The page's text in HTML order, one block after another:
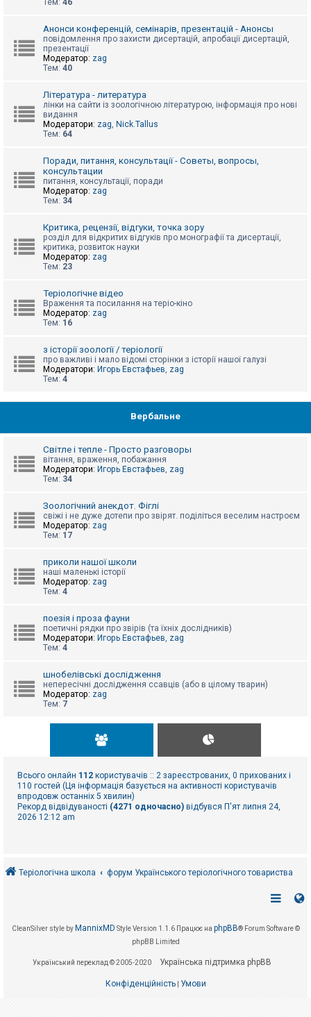
П
м
о
г
Тем: 46
Анонси конференцій, семінарів, презентацій - Анонсы
повідомлення про захисти дисертацій, апробації дисертацій,
презентації
Модератор: zag
Тем: 40
Література - литература
лінки на сайти із зоологічною літературою, інформація про нові
видання
Модератори: zag, Nick.Tallus
Тем: 64
Поради, питання, консультації - Советы, вопросы,
консультации
питання, консультації, поради
Модератор: zag
Тем: 34
Критика, рецензії, відгуки, точка зору
розділ для відкритих відгуків про монографії та дисертації,
критика, розвиток науки
Модератор: zag
Тем: 23
Теріологічне відео
Враження та посилання на теріо-кіно
Модератор: zag
Тем: 16
з історії зоології / теріології
про важливі і мало відомі сторінки з історії нашої галузі
Модератори: Игорь Евстафьев, zag
Тем: 4
Вербальне
Світле і тепле - Просто разговоры
вітання, враження, побажання
Модератори: Игорь Евстафьев, zag
Тем: 34
Зоологічний анекдот. Фіглі
свіжі і не дуже дотепи про звірят. поділіться веселим настроєм
Модератор: zag
Тем: 17
приколи нашої школи
наші маленькі історії
Модератор: zag
Тем: 4
поезія і проза фауни
поетичні рядки про звірів (та їхніх дослідників)
Модератори: Игорь Евстафьев, zag
Тем: 4
шнобелівські дослідження
непересічні дослідження ссавців (або в цілому тварин)
Модератор: zag
Тем: 7
Всього онлайн 112 користувачів :: 2 зареєстрованих, 0 прихованих і
110 гостей (Ця інформація базується на активності користувачів
впродовж останніх 5 хвилин)
Рекорд відвідуваності (4271 одночасно) відбувся П'ят липня 24,
2026 12:12 am
Теріологічна школа форум Українського теріологічного товариства
CleanSilver style by MannixMD Style Version 1.1.6 Працює на phpBB® Forum Software ©
phpBB Limited
Український переклад © 2005-2020 Українська підтримка phpBB
Конфіденційність| Умови